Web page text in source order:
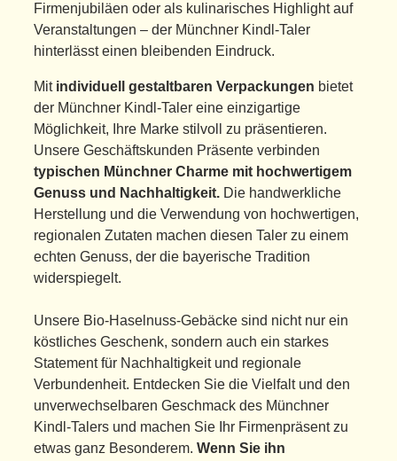
Firmenjubiläen oder als kulinarisches Highlight auf
Veranstaltungen – der Münchner Kindl-Taler
hinterlässt einen bleibenden Eindruck.
Mit individuell gestaltbaren Verpackungen bietet
der Münchner Kindl-Taler eine einzigartige
Möglichkeit, Ihre Marke stilvoll zu präsentieren.
Unsere Geschäftskunden Präsente verbinden
typischen Münchner Charme mit hochwertigem
Genuss und Nachhaltigkeit. Die handwerkliche
Herstellung und die Verwendung von hochwertigen,
regionalen Zutaten machen diesen Taler zu einem
echten Genuss, der die bayerische Tradition
widerspiegelt.
Unsere Bio-Haselnuss-Gebäcke sind nicht nur ein
köstliches Geschenk, sondern auch ein starkes
Statement für Nachhaltigkeit und regionale
Verbundenheit. Entdecken Sie die Vielfalt und den
unverwechselbaren Geschmack des Münchner
Kindl-Talers und machen Sie Ihr Firmenpräsent zu
etwas ganz Besonderem. Wenn Sie ihn